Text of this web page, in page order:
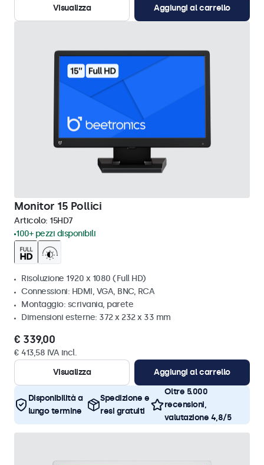
Visualizza
Aggiungi al carrello
Monitor 15 Pollici
Articolo: 15HD7
100+ pezzi disponibili
Risoluzione 1920 x 1080 (Full HD)
Connessioni: HDMI, VGA, BNC, RCA
Montaggio: scrivania, parete
Dimensioni esterne: 372 x 232 x 33 mm
€ 339,00
€ 413,58 IVA incl.
Visualizza
Aggiungi al carrello
Disponibilità a
lungo termine
Spedizione e
resi gratuiti
Oltre 5.000
recensioni,
valutazione 4,8/5